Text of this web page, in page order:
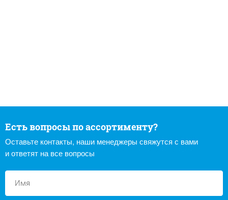
Есть вопросы по ассортименту?
Оставьте контакты, наши менеджеры свяжутся с вами
и ответят на все вопросы